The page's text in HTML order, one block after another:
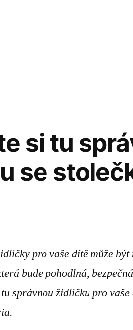
si tu
se
pro vaše dítě může být
bude pohodlná,
správnou židličku pro